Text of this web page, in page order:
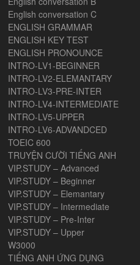
English conversation C
ENGLISH GRAMMAR
ENGLISH KEY TEST
ENGLISH PRONOUNCE
INTRO-LV1-BEGINNER
INTRO-LV2-ELEMANTARY
INTRO-LV3-PRE-INTER
INTRO-LV4-INTERMEDIATE
INTRO-LV5-UPPER
INTRO-LV6-ADVANDCED
TOEIC 600
TRUYỆN CƯỜI TIẾNG ANH
VIP.STUDY – Advanced
VIP.STUDY – Beginner
VIP.STUDY – Elemantary
VIP.STUDY – Intermediate
VIP.STUDY – Pre-Inter
VIP.STUDY – Upper
W3000
TIẾNG ANH ỨNG DỤNG